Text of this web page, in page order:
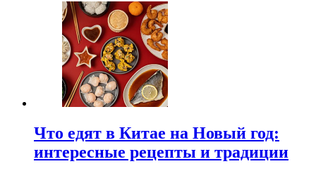
Что едят в Китае на Новый год:
интересные рецепты и традиции